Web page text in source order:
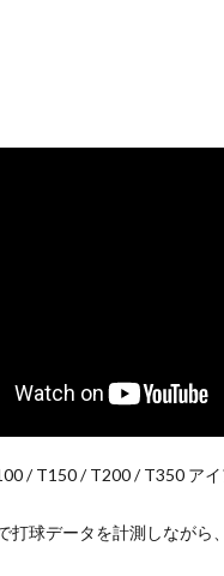
/ T150 / T200 / T350 ア
打球データを計測しながら